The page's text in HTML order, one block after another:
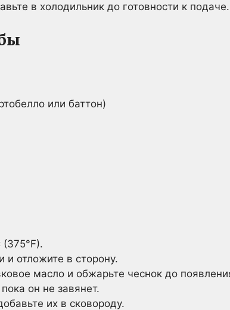
в холодильник до готовности к подаче.
или баттон)
(375°F).
и отложите в сторону.
масло и обжарьте чеснок до
он не завянет.
их в сковороду.